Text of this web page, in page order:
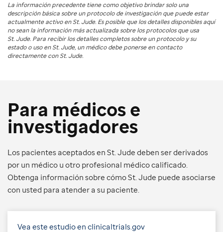
La información precedente tiene como objetivo brindar solo una
descripción básica sobre un protocolo de investigación que puede estar
actualmente activo enSt. Jude. Es posible que los detalles disponibles aquí
no sean la información más actualizada sobre los protocolos que usa
St. Jude. Para recibir los detalles completos sobre un protocolo y su
estado o uso enSt. Jude, un médico debe ponerse en contacto
directamente con St. Jude.
Para médicos e
investigadores
Los pacientes aceptados en St. Jude deben ser derivados
por un médico u otro profesional médico calificado.
Obtenga información sobre cómo St. Jude puede asociarse
con usted para atender a su paciente.
Vea este estudio en clinicaltrials.gov